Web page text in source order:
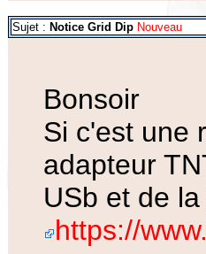
Sujet : Notice Grid Dip Nouveau
Bonsoir
Si c'est une
adapteur
USb et de
https://